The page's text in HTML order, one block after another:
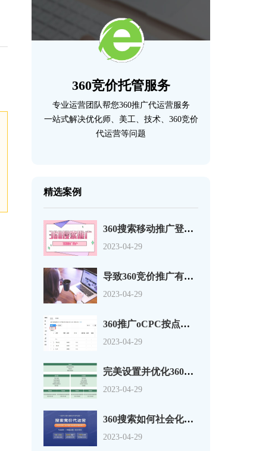
360竞价托管服务
专业运营团队帮您360推广代运营服务
一站式解决优化师、美工、技术、360竞价
代运营等问题
精选案例
360搜索移动推广登录页优化的12个事项
2023-04-29
导致360竞价推广有点击没转换的原因分析
2023-04-29
360推广oCPC按点击出价系数还是目标转化成本？
2023-04-29
完美设置并优化360搜索广告组和广告系列
2023-04-29
360搜索如何社会化营销以及搜索营销
2023-04-29